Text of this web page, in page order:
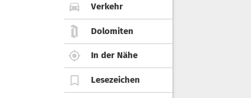
Verkehr
Dolomiten
In der Nähe
Lesezeichen